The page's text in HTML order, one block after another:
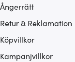
Ångerrätt
Retur & Reklamation
Köpvillkor
Kampanjvillkor